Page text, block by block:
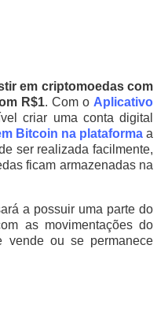
em criptomoedas com
R$1. Com o Aplicativo
criar uma conta digital
Bitcoin na plataforma a
ser realizada facilmente,
ficam armazenadas na
a possuir uma parte do
as movimentações do
vende ou se permanece